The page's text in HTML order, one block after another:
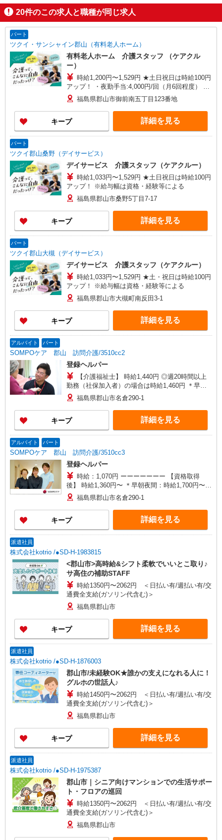
20件のこの求人と職種が同じ求人
パート
ツクイ・サンシャイン郡山（有料老人ホーム）
有料老人ホーム 介護スタッフ （ケアクル
ー）
時給1,200円〜1,529円 ★土日祝日は時給100円
アップ！ ・夜勤手当:4,000円/回（月6回程度） ※
給与幅は資格・経験等による
福島県郡山市御前南五丁目123番地
キープ 詳細を見る
パート
ツクイ郡山桑野（デイサービス）
デイサービス 介護スタッフ（ケアクルー）
時給1,033円〜1,529円 ★土日祝日は時給100円
アップ！ ※給与幅は資格・経験等による
福島県郡山市桑野5丁目7-17
キープ 詳細を見る
パート
ツクイ郡山大槻（デイサービス）
デイサービス 介護スタッフ（ケアクルー）
時給1,033円〜1,529円 ★土・祝日は時給100円
アップ！ ※給与幅は資格・経験等による
福島県郡山市大槻町南反田3-1
キープ 詳細を見る
アルバイト パート
SOMPOケア 郡山 訪問介護/3510cc2
登録ヘルパー
【介護福祉士】 時給1,440円 ◎週20時間以上
勤務（社保加入者）の場合は時給1,460円 ＊早朝
夜間（〜8:00、18:00〜）：時給1,800円〜 ＊日曜
祝日：時給1,740円〜 【実務者研修・初任者研修
（ヘルパー1級・2級）】 時給1,360円 ◎週20時間
以上勤務（社保加入者）の場合は時給1,380円〜
＊早朝夜間（〜8:00、18:00〜）：時給1,700円〜
助が同時給 ◎キャンセル手当：職務時給の60％支
福島県郡山市名倉290-1
キープ 詳細を見る
アルバイト パート
SOMPOケア 郡山 訪問介護/3510cc3
登録ヘルパー
時給：1,070円 ーーーーーーー 【資格取得
後】 時給1,360円〜 ＊早朝夜間：時給1,700円〜
福島県郡山市名倉290-1
キープ 詳細を見る
派遣社員
株式会社kotrio /●SD-H-1983815
<郡山市>高時給&シフト柔軟でいいとこ取り♪
サ高住の補助STAFF
時給1350円〜2062円 ＜日払い有/週払い有/交
通費全支給(ガソリン代含む)＞
福島県郡山市
キープ 詳細を見る
派遣社員
株式会社kotrio /●SD-H-1876003
郡山市/未経験OK★誰かの支えになれる人に！
グルホの世話人♪
時給1450円〜2062円 ＜日払い有/週払い有/交
通費全支給(ガソリン代含む)＞
福島県郡山市
キープ 詳細を見る
派遣社員
株式会社kotrio /●SD-H-1975387
郡山市｜シニア向けマンションでの生活サポー
ト・フロアの巡回
時給1350円〜2062円 ＜日払い有/週払い有/交
通費全支給(ガソリン代含む)＞
福島県郡山市